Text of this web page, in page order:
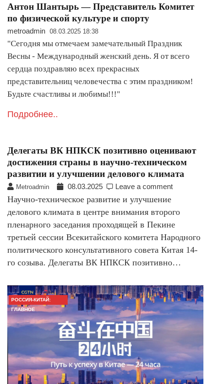
Антон Шантырь — Представитель Комитет
по физической культуре и спорту
metroadmin 08.03.2025 18:38
"Сегодня мы отмечаем замечательный Праздник
Весны - Международный женский день. Я от всего
сердца поздравляю всех прекрасных
представительниц человечества с этим праздником!
Будьте счастливы и любимы!!!"
Подробнее..
Делегаты ВК НПКСК позитивно оценивают
достижения страны в научно-техническом
развитии и улучшении делового климата
Metroadmin 08.03.2025 Leave a comment
Научно-техническое развитие и улучшение
делового климата в центре внимания второго
пленарного заседания проходящей в Пекине
третьей сессии Всекитайского комитета Народного
политического консультативного совета Китая 14-
го созыва. Делегаты ВК НПКСК позитивно…
РОССИЯ-КИТАЙ:
ГЛАВНОЕ